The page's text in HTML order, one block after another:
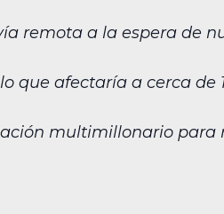
remota a la espera de
que afectaría a cerca de
multimillonario para